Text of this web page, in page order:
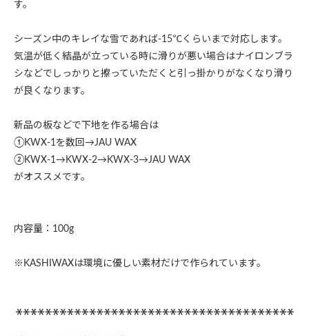
す。
シーズン中のキレイな雪であれば-15℃くらいまで対応します。
気温が低く結晶が立っている時に滑りが悪い場合はナイロンブラ
シなどでしっかりと擦っていただくと引っ掛かりがなくなり滑り
が良くなります。
新品の板などで下地を作る場合は
①KWX-1を数回→JAU WAX
②KWX-1→KWX-2→KWX-3→JAU WAX
がオススメです。
内容量：100g
※KASHIWAXは環境に優しい素材だけで作られています。